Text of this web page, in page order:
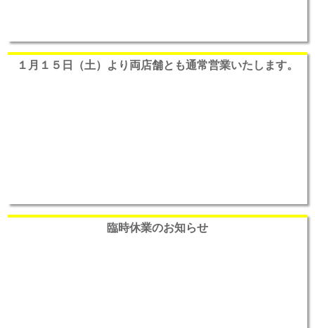
１月１５日（土）より両店舗とも通常営業いたします。
臨時休業のお知らせ